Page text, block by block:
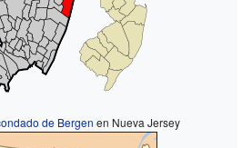
de Bergen en Nueva Jersey